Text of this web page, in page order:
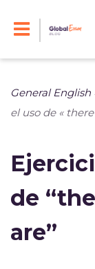
General English
el uso de «
de
are”